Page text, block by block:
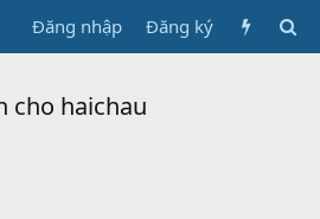
Đăng nhập Đăng ký
cho haichau